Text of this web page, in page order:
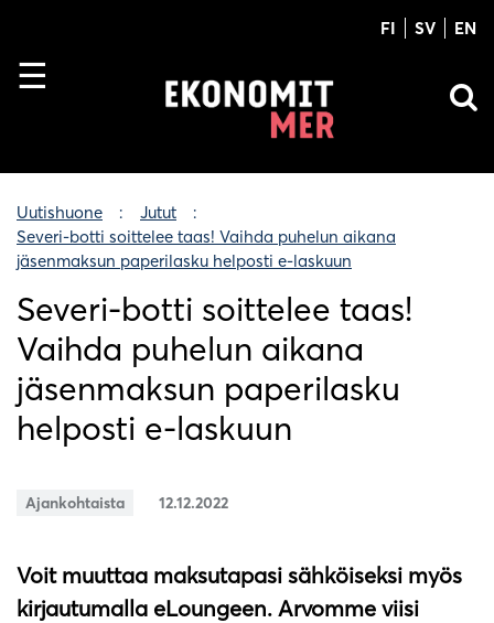
FI SV EN
Uutishuone
Jutut
Severi-botti soittelee taas! Vaihda puhelun aikana
jäsenmaksun paperilasku helposti e-laskuun
Severi-botti soittelee taas!
Vaihda puhelun aikana
jäsenmaksun paperilasku
helposti e-laskuun
Ajankohtaista 12.12.2022
Voit muuttaa maksutapasi sähköiseksi myös
kirjautumalla eLoungeen. Arvomme viisi